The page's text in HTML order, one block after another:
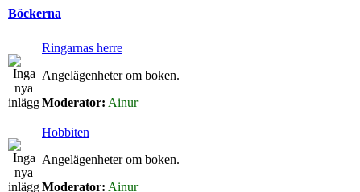
Böckerna
Ringarnas herre
Angelägenheter om boken.
Moderator: Ainur
Hobbiten
Angelägenheter om boken.
Moderator: Ainur